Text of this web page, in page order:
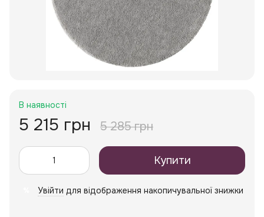
В наявності
5 215 грн 5 285 грн
Купити
Увійти для відображення накопичувальної знижки